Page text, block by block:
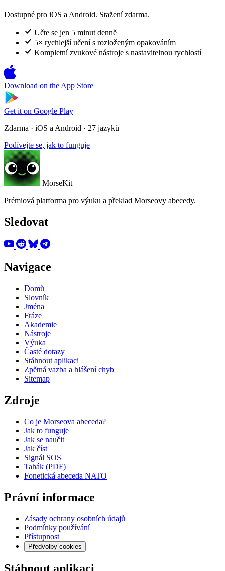
Dostupné pro iOS a Android. Stažení zdarma.
Učte se jen 5 minut denně
5× rychlejší učení s rozloženým opakováním
Kompletní zvukové nástroje s nastavitelnou rychlostí
Download on the App Store
Get it on Google Play
Zdarma · iOS a Android · 27 jazyků
Podívejte se, jak to funguje
MorseKit
Prémiová platforma pro výuku a překlad Morseovy abecedy.
Sledovat
Navigace
Domů
Slovník
Jména
Fráze
Akademie
Nástroje
Výuka
Časté dotazy
Stáhnout aplikaci
Zpětná vazba a hlášení chyb
Sitemap
Zdroje
Co je Morseova abeceda?
Jak to funguje
Jak se naučit
Jak číst
Signál SOS
Tahák (PDF)
Fonetická abeceda NATO
Právní informace
Zásady ochrany osobních údajů
Podmínky používání
Přístupnost
Předvolby cookies